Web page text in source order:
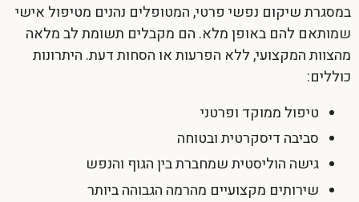
במסגרתשיקום נפשי פרטי, המטופלים נהנים מטיפול אישי
שמותאם להם באופן מלא. הם מקבלים תשומת לב מלאה
מהצוות המקצועי, ללא הפרעות או הסחות דעת. היתרונות
כוללים:
טיפול ממוקד ופרטני
סביבה דיסקרטית ובטוחה
גישה הוליסטית שמחברת בין הגוף והנפש
שירותים מקצועיים מהרמה הגבוהה ביותר